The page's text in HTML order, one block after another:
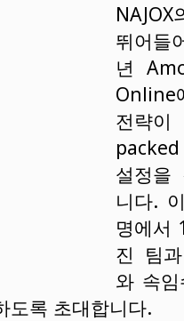
뛰어들
년
Online
전략
설정을
니다.
명에서
진 팀
와 속
도록 초대합니다.